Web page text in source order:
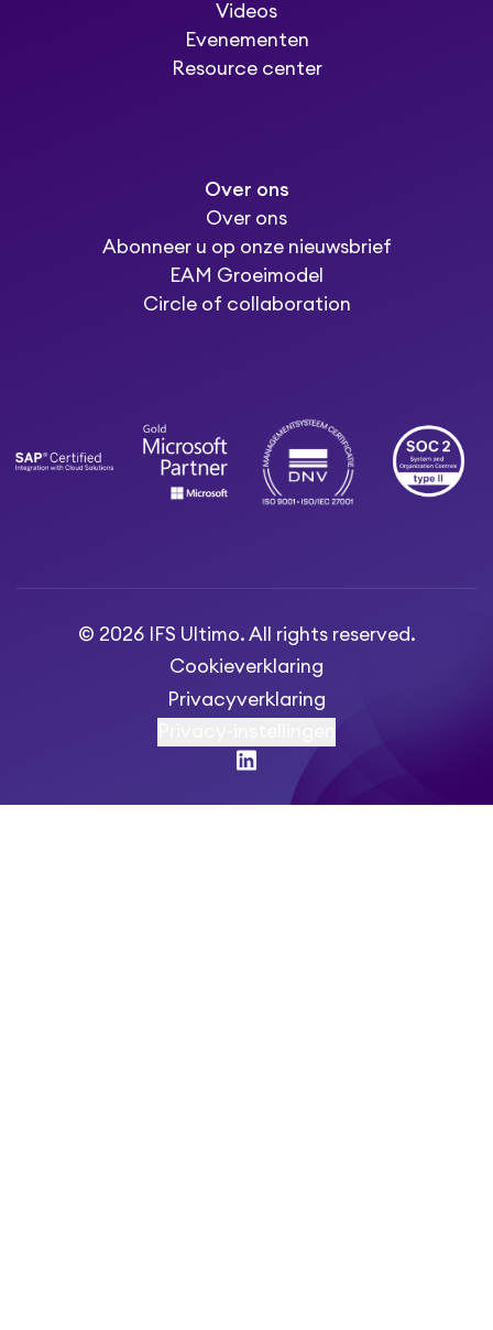
Videos
Evenementen
Resource center
Over ons
Over ons
Abonneer u op onze nieuwsbrief
EAM Groeimodel
Circle of collaboration
© 2026 IFS Ultimo. All rights reserved.
Cookieverklaring
Privacyverklaring